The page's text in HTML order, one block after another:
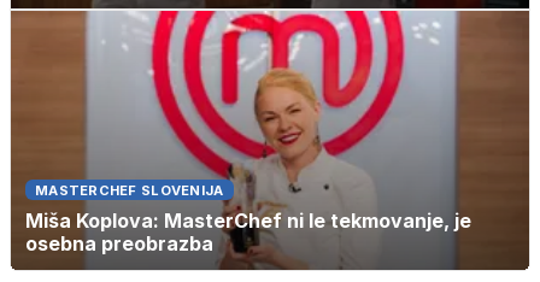
MASTERCHEF SLOVENIJA
Miša Koplova: MasterChef ni le tekmovanje, je
osebna preobrazba